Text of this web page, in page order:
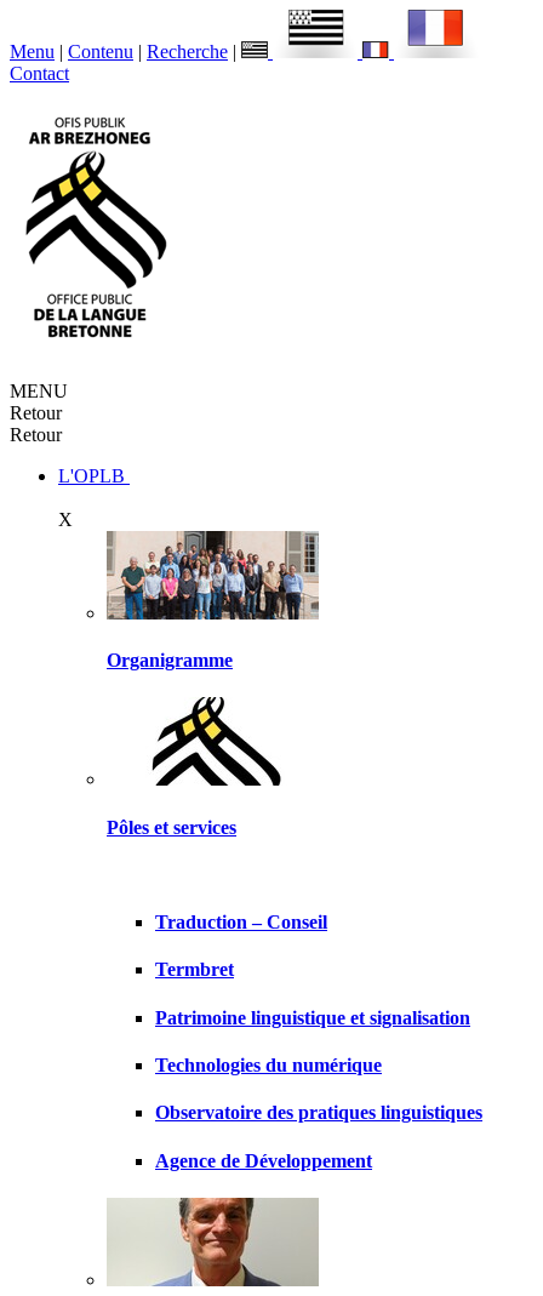
Menu | Contenu | Recherche |
Contact
MENU
Retour
Retour
L'OPLB
X
Organigramme
Pôles et services
Traduction – Conseil
Termbret
Patrimoine linguistique et signalisation
Technologies du numérique
Observatoire des pratiques linguistiques
Agence de Développement